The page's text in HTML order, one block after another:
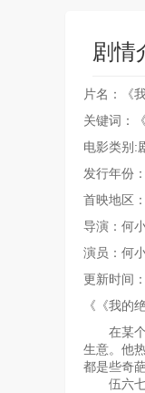
剧情
片名：《
关键词：
电影类别:
发行年份
首映地区
导演：何
演员：何
更新时间
《《我的
在某个
生意。他
都是些奇
伍六七